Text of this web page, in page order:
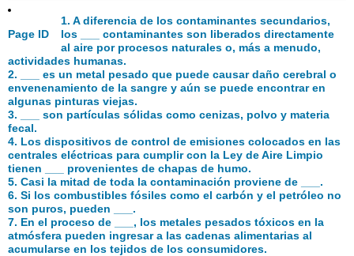
Page ID
1. A diferencia de los contaminantes secundarios,
los ___ contaminantes son liberados directamente
al aire por procesos naturales o, más a menudo,
actividades humanas.
2. ___ es un metal pesado que puede causar daño cerebral o
envenenamiento de la sangre y aún se puede encontrar en
algunas pinturas viejas.
3. ___ son partículas sólidas como cenizas, polvo y materia
fecal.
4. Los dispositivos de control de emisiones colocados en las
centrales eléctricas para cumplir con la Ley de Aire Limpio
tienen ___ provenientes de chapas de humo.
5. Casi la mitad de toda la contaminación proviene de ___.
6. Si los combustibles fósiles como el carbón y el petróleo no
son puros, pueden ___.
7. En el proceso de ___, los metales pesados tóxicos en la
atmósfera pueden ingresar a las cadenas alimentarias al
acumularse en los tejidos de los consumidores.